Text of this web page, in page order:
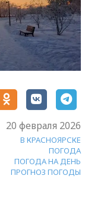
20 февраля 2026
В КРАСНОЯРСКЕ
ПОГОДА
ПОГОДА НА ДЕНЬ
ПРОГНОЗ ПОГОДЫ